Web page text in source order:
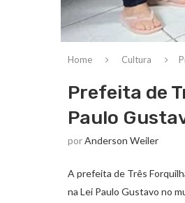
Home Cultura
Prefeita de
Paulo
porAnderson Weiler
A prefeita de Três
na Lei Paulo Gustavo no